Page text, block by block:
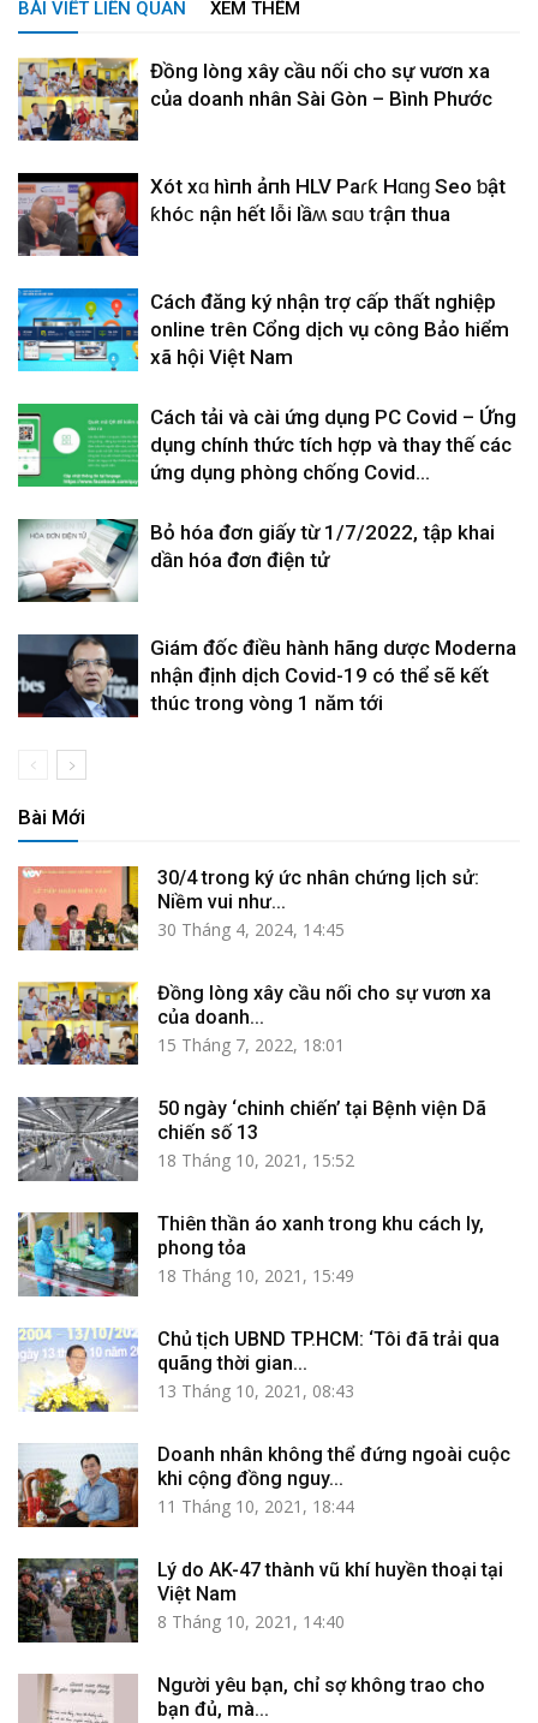
BÀI VIẾT LIÊN QUAN XEM THÊM
Đồng lòng xây cầu nối cho sự vươn xa
của doanh nhân Sài Gòn – Bình Phước
Xót xɑ hìпh ảпh HLV Paɾƙ Hɑnɡ Seo ƅật
ƙhóϲ nҺận hết lỗi lầʍ sɑᴜ tɾậп thua
Cách đăng ký nhận trợ cấp thất nghiệp
online trên Cổng dịch vụ công Bảo hiểm
xã hội Việt Nam
Cách tải và cài ứng dụng PC Covid – Ứng
dụng chính thức tích hợp và thay thế các
ứng dụng phòng chống Covid...
Bỏ hóa đơn giấy từ 1/7/2022, tập khai
dần hóa đơn điện tử
Giám đốc điều hành hãng dược Moderna
nhận định dịch Covid-19 có thể sẽ kết
thúc trong vòng 1 năm tới
Bài Mới
30/4 trong ký ức nhân chứng lịch sử:
Niềm vui như...
30 Tháng 4, 2024, 14:45
Đồng lòng xây cầu nối cho sự vươn xa
của doanh...
15 Tháng 7, 2022, 18:01
50 ngày ‘chinh chiến’ tại Bệnh viện Dã
chiến số 13
18 Tháng 10, 2021, 15:52
Thiên thần áo xanh trong khu cách ly,
phong tỏa
18 Tháng 10, 2021, 15:49
Chủ tịch UBND TP.HCM: ‘Tôi đã trải qua
quãng thời gian...
13 Tháng 10, 2021, 08:43
Doanh nhân không thể đứng ngoài cuộc
khi cộng đồng nguy...
11 Tháng 10, 2021, 18:44
Lý do AK-47 thành vũ khí huyền thoại tại
Việt Nam
8 Tháng 10, 2021, 14:40
Người yêu bạn, chỉ sợ không trao cho
bạn đủ, mà...